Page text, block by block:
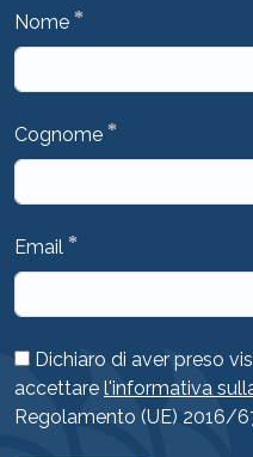
Nome *
Cognome *
Email *
Dichiaro di aver preso
accettare l'informativa
Regolamento (UE) 2016/